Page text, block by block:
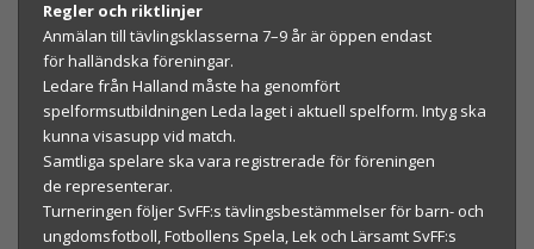
Regler och riktlinjer
Anmälan till tävlingsklasserna 7–9 år är öppen endast
förhalländska föreningar.
Ledare från Halland måste ha genomfört
spelformsutbildningen Leda laget i aktuell spelform. Intyg ska
kunna visasupp vid match.
Samtliga spelare ska vara registrerade förföreningen
de representerar.
Turneringen följer SvFF:s tävlingsbestämmelserför barn- och
ungdomsfotboll,Fotbollens Spela,Lek och Lärsamt SvFF:s